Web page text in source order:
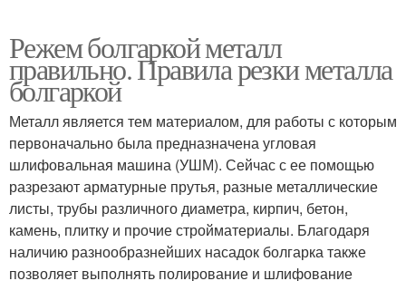
Режем болгаркой металл
правильно. Правила резки металла
болгаркой
Металл является тем материалом, для работы с которым
первоначально была предназначена угловая
шлифовальная машина (УШМ). Сейчас с ее помощью
разрезают арматурные прутья, разные металлические
листы, трубы различного диаметра, кирпич, бетон,
камень, плитку и прочие стройматериалы. Благодаря
наличию разнообразнейших насадок болгарка также
позволяет выполнять полирование и шлифование